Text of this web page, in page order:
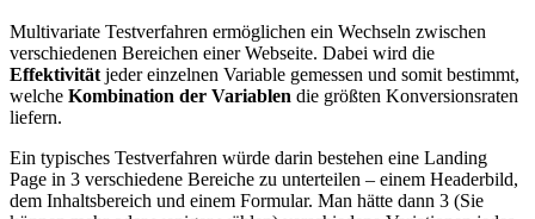
Multivariate Testverfahren ermöglichen ein Wechseln zwischen
verschiedenen Bereichen einer Webseite. Dabei wird die
Effektivität jeder einzelnen Variable gemessen und somit bestimmt,
welche Kombination der Variablen die größten Konversionsraten
liefern.
Ein typisches Testverfahren würde darin bestehen eine Landing
Page in 3 verschiedene Bereiche zu unterteilen – einem Headerbild,
dem Inhaltsbereich und einem Formular. Man hätte dann 3 (Sie